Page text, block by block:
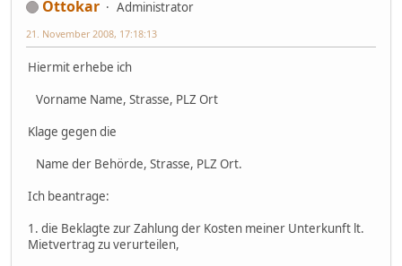
Ottokar Administrator
21. November 2008, 17:18:13
Hiermit erhebe ich
Vorname Name, Strasse, PLZ Ort
Klage gegen die
Name der Behörde, Strasse, PLZ Ort.
Ich beantrage:
1. die Beklagte zur Zahlung der Kosten meiner Unterkunft lt.
Mietvertrag zu verurteilen,